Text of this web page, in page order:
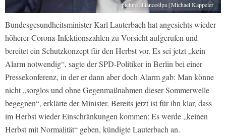
picture alliance/dpa | Michael Kappeler
Bundesgesundheitsminister Karl Lauterbach hat angesichts wieder
höherer Corona-Infektionszahlen zu Vorsicht aufgerufen und
bereitet ein Schutzkonzept für den Herbst vor. Es sei jetzt „kein
Alarm notwendig“, sagte der SPD-Politiker in Berlin bei einer
Pressekonferenz, in der er dann aber doch Alarm gab: Man könne
nicht „sorglos und ohne Gegenmaßnahmen dieser Sommerwelle
begegnen“, erklärte der Minister. Bereits jetzt ist für ihn klar, dass
im Herbst wieder Einschränkungen kommen: Es werde „keinen
Herbst mit Normalität“ geben, kündigte Lauterbach an.